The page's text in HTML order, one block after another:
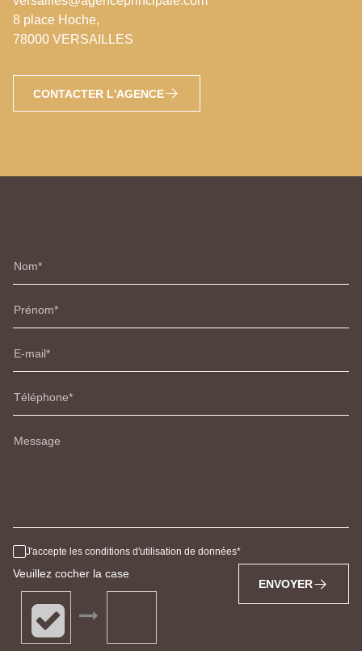
8 place Hoche,
78000 VERSAILLES
CONTACTER L'AGENCE
Nom
Prénom
E-mail
Téléphone
Message
J'accepte les conditions d'utilisation de données
Veuillez cocher la case
ENVOYER